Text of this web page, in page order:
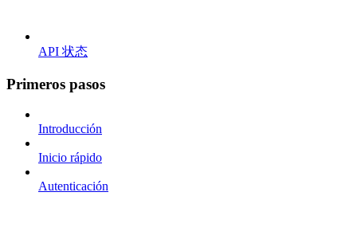
API 状态
Primeros pasos
Introducción
Inicio rápido
Autenticación